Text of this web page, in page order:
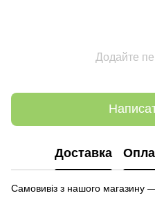
Додайте
Доставка
Самовивіз з нашого магазину